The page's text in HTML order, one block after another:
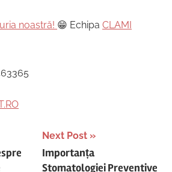
noastră! 😁 Echipa CLAMI
Next Post
Importanța
Stomatologiei Preventive